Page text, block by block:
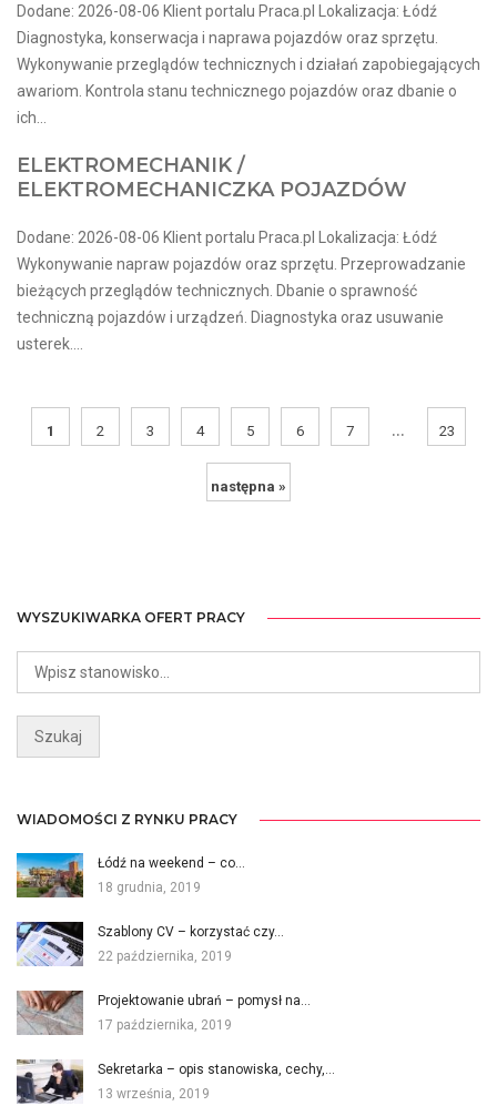
Dodane: 2026-08-06 Klient portalu Praca.pl Lokalizacja: Łódź
Diagnostyka, konserwacja i naprawa pojazdów oraz sprzętu.
Wykonywanie przeglądów technicznych i działań zapobiegających
awariom. Kontrola stanu technicznego pojazdów oraz dbanie o
ich...
ELEKTROMECHANIK /
ELEKTROMECHANICZKA POJAZDÓW
Dodane: 2026-08-06 Klient portalu Praca.pl Lokalizacja: Łódź
Wykonywanie napraw pojazdów oraz sprzętu. Przeprowadzanie
bieżących przeglądów technicznych. Dbanie o sprawność
techniczną pojazdów i urządzeń. Diagnostyka oraz usuwanie
usterek....
1 2 3 4 5 6 7 ... 23
następna »
WYSZUKIWARKA OFERT PRACY
WIADOMOŚCI Z RYNKU PRACY
Łódź na weekend – co…
18 grudnia, 2019
Szablony CV – korzystać czy…
22 października, 2019
Projektowanie ubrań – pomysł na…
17 października, 2019
Sekretarka – opis stanowiska, cechy,…
13 września, 2019